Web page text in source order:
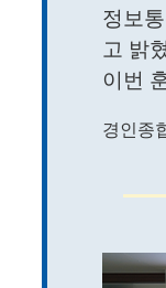
정보
고 밝
이번
경인종